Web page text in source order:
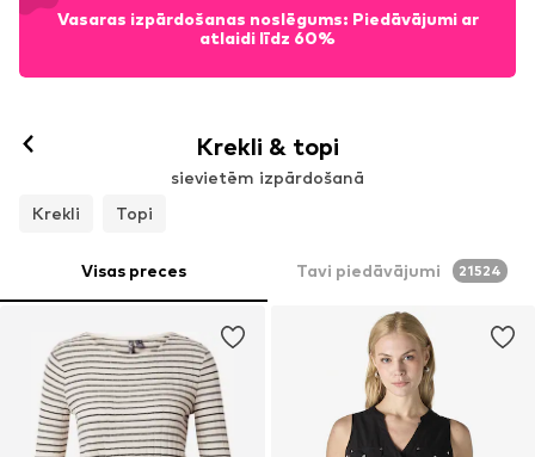
Vasaras izpārdošanas noslēgums: Piedāvājumi ar
atlaidi līdz 60%
Krekli & topi
sievietēm izpārdošanā
Krekli
Topi
Visas preces Tavi piedāvājumi 21524